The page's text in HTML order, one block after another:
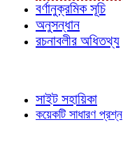
বর্ণানুক্রমিক সূচি
অনুসন্ধান
রচনাবলীর অধিতথ্য
সাইট সহায়িকা
কয়েকটি সাধারণ প্রশ্ন